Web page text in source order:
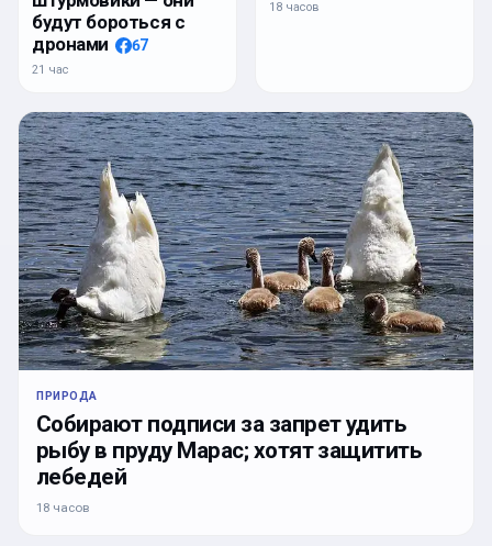
будут бороться с
дронами
67
21 час
18 часов
ПРИРОДА
Собирают подписи за запрет удить
рыбу в пруду Марас; хотят защитить
лебедей
18 часов